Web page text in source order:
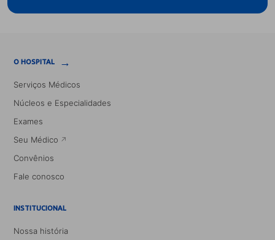
O HOSPITAL →
Serviços Médicos
Núcleos e Especialidades
Exames
Seu Médico
Convênios
Fale conosco
INSTITUCIONAL
Nossa história